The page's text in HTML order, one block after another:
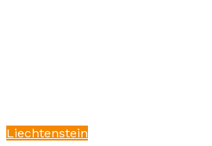
Liechtenstein